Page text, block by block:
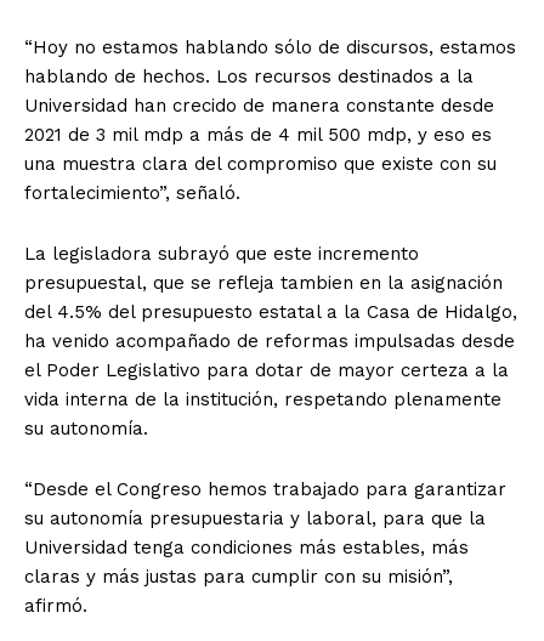
“Hoy no estamos hablando sólo de discursos, estamos
hablando de hechos. Los recursos destinados a la
Universidad han crecido de manera constante desde
2021 de 3 mil mdp a más de 4 mil 500 mdp, y eso es
una muestra clara del compromiso que existe con su
fortalecimiento”, señaló.
La legisladora subrayó que este incremento
presupuestal, que se refleja tambien en la asignación
del 4.5% del presupuesto estatal a la Casa de Hidalgo,
ha venido acompañado de reformas impulsadas desde
el Poder Legislativo para dotar de mayor certeza a la
vida interna de la institución, respetando plenamente
su autonomía.
“Desde el Congreso hemos trabajado para garantizar
su autonomía presupuestaria y laboral, para que la
Universidad tenga condiciones más estables, más
claras y más justas para cumplir con su misión”,
afirmó.